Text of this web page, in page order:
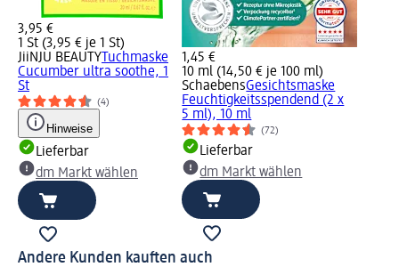
3,95 €
1 St (3,95 € je 1 St)
JiiNJU BEAUTY Tuchmaske
Cucumber ultra soothe, 1
St
(4)
Hinweise
Lieferbar
dm Markt wählen
1,45 €
10 ml (14,50 € je 100 ml)
SchaebensGesichtsmaske
Feuchtigkeitsspendend (2 x
5 ml), 10 ml
(72)
Lieferbar
dm Markt wählen
Andere Kunden kauften auch